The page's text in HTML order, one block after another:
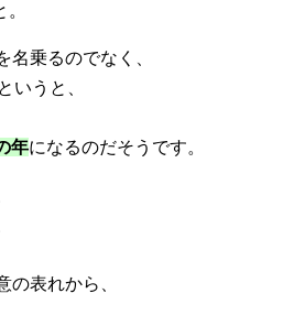
乗るのでなく、
いうと、
年になるのだそうです。
表れから、